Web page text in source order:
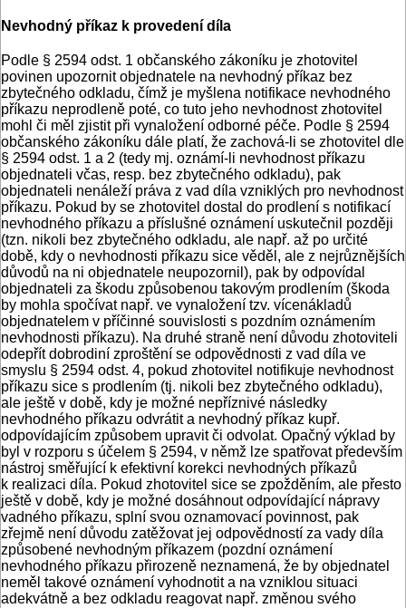
Nevhodný příkaz k provedení díla
Podle § 2594 odst. 1 občanského zákoníku je zhotovitel
povinen upozornit objednatele na nevhodný příkaz bez
zbytečného odkladu, čímž je myšlena notifikace nevhodného
příkazu neprodleně poté, co tuto jeho nevhodnost zhotovitel
mohl či měl zjistit při vynaložení odborné péče. Podle § 2594
občanského zákoníku dále platí, že zachová-li se zhotovitel dle
§ 2594 odst. 1 a 2 (tedy mj. oznámí-li nevhodnost příkazu
objednateli včas, resp. bez zbytečného odkladu), pak
objednateli nenáleží práva z vad díla vzniklých pro nevhodnost
příkazu. Pokud by se zhotovitel dostal do prodlení s notifikací
nevhodného příkazu a příslušné oznámení uskutečnil později
(tzn. nikoli bez zbytečného odkladu, ale např. až po určité
době, kdy o nevhodnosti příkazu sice věděl, ale z nejrůznějších
důvodů na ni objednatele neupozornil), pak by odpovídal
objednateli za škodu způsobenou takovým prodlením (škoda
by mohla spočívat např. ve vynaložení tzv. vícenákladů
objednatelem v příčinné souvislosti s pozdním oznámením
nevhodnosti příkazu). Na druhé straně není důvodu zhotoviteli
odepřít dobrodiní zproštění se odpovědnosti z vad díla ve
smyslu § 2594 odst. 4, pokud zhotovitel notifikuje nevhodnost
příkazu sice s prodlením (tj. nikoli bez zbytečného odkladu),
ale ještě v době, kdy je možné nepříznivé následky
nevhodného příkazu odvrátit a nevhodný příkaz kupř.
odpovídajícím způsobem upravit či odvolat. Opačný výklad by
byl v rozporu s účelem § 2594, v němž lze spatřovat především
nástroj směřující k efektivní korekci nevhodných příkazů
k realizaci díla. Pokud zhotovitel sice se zpožděním, ale přesto
ještě v době, kdy je možné dosáhnout odpovídající nápravy
vadného příkazu, splní svou oznamovací povinnost, pak
zřejmě není důvodu zatěžovat jej odpovědností za vady díla
způsobené nevhodným příkazem (pozdní oznámení
nevhodného příkazu přirozeně neznamená, že by objednatel
neměl takové oznámení vyhodnotit a na vzniklou situaci
adekvátně a bez odkladu reagovat např. změnou svého